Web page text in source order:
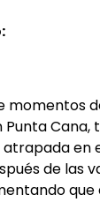
momentos
de las